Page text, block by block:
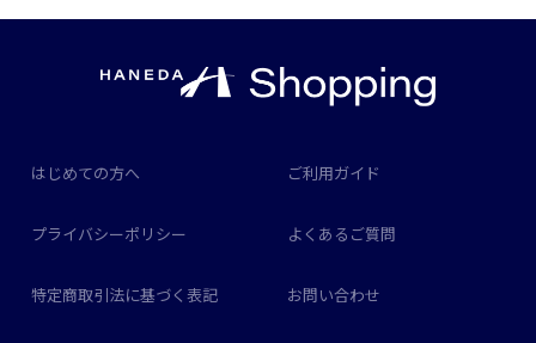
はじめての方へ ご利用ガイド
プライバシーポリシー よくあるご質問
特定商取引法に基づく表記 お問い合わせ